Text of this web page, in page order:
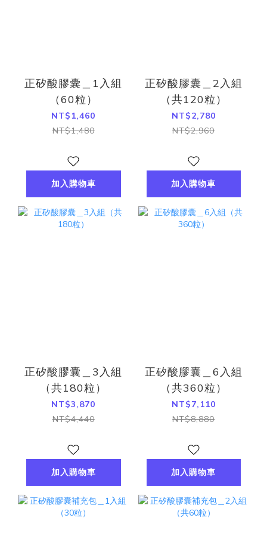
正矽酸膠囊＿1入組
（60粒）
NT$1,460
NT$1,480
加入購物車
正矽酸膠囊＿2入組
（共120粒）
NT$2,780
NT$2,960
加入購物車
正矽酸膠囊＿3入組
（共180粒）
NT$3,870
NT$4,440
加入購物車
正矽酸膠囊＿6入組
（共360粒）
NT$7,110
NT$8,880
加入購物車